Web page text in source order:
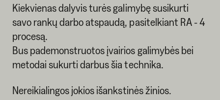
Kiekvienas dalyvis turės galimybę susikurti
savo rankų darbo atspaudą, pasitelkiant RA - 4
procesą.
Bus pademonstruotos įvairios galimybės bei
metodai sukurti darbus šia technika.
Nereikialingos jokios išankstinės žinios.